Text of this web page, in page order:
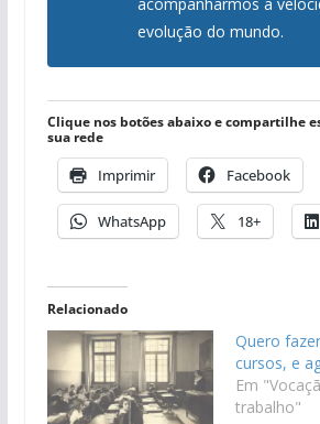
evolução do mundo.
Clique nos botões abaixo e compartilhe
sua rede
Imprimir Facebook
WhatsApp 18+
Relacionado
Quero
cursos, e
Em
trabalho"